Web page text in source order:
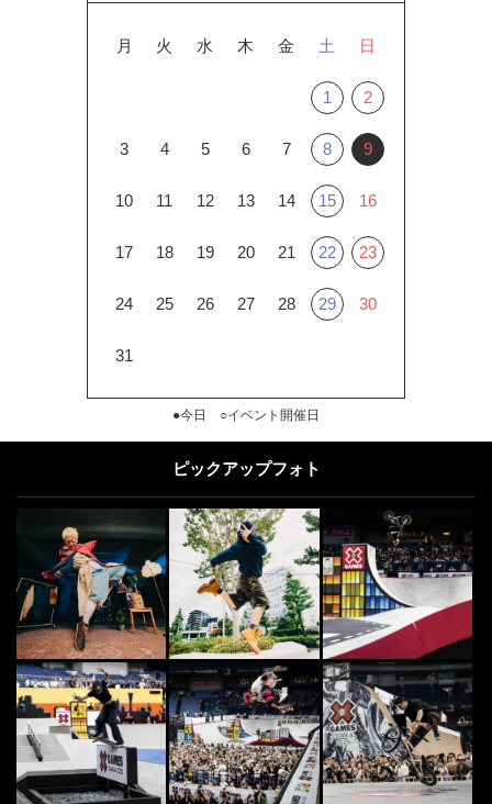
月 火 水 木 金 土 日
1 2
3 4 5 6 7 8 9
10 11 12 13 14 15 16
17 18 19 20 21 22 23
24 25 26 27 28 29 30
31
●今日 ○イベント開催日
ピックアップフォト